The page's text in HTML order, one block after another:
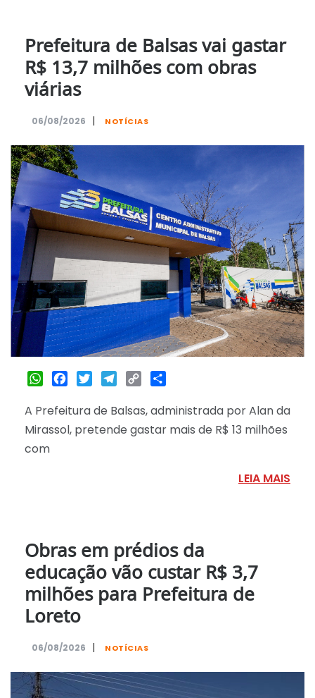
Prefeitura de Balsas vai gastar
R$ 13,7 milhões com obras
viárias
06/08/2026 | NOTÍCIAS
WhatsAppFacebook
Twitter Telegram
Copy
A Prefeitura de Balsas, administrada por Alan da
Mirassol, pretende gastar mais de R$ 13 milhões
com
LEIA MAIS
Obras em prédios da
educação vão custar R$ 3,7
milhões para Prefeitura de
Loreto
06/08/2026 | NOTÍCIAS